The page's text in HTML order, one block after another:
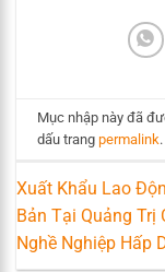
Mục nhập này đã
dấu trangpermalink.
Xuất Khẩu Lao
Bản Tại Quảng Trị
Nghề Nghiệp Hấp